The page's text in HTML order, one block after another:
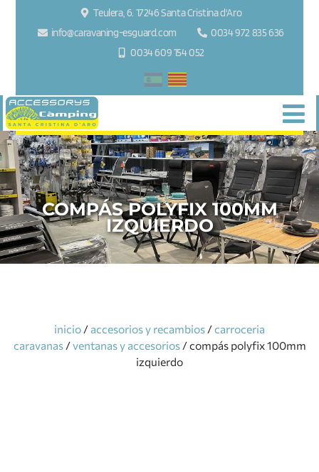
Teulera, 6. 17246 Santa Cristina d'Aro
info@caravaning-esguard.com
0034 972 835 636
0034 609 154 052
COMPÁS POLYFIX 100MM
IZQUIERDO
inicio / accesorios y recambios /carroceria
caravanas/ventanas y accesorios/ compás polyfix 100mm
izquierdo